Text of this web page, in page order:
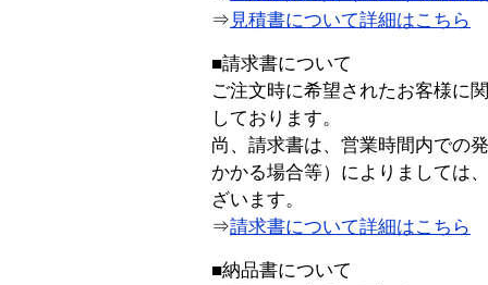
⇒ 見積書について詳細はこちら
■請求書について
ご注文時に希望されたお客様に
しております。
尚、請求書は、営業時間内での
かかる場合等）によりましては
ざいます。
⇒請求書について詳細はこちら
■納品書について